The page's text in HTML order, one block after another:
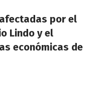
por el
Lindo y el
económicas de